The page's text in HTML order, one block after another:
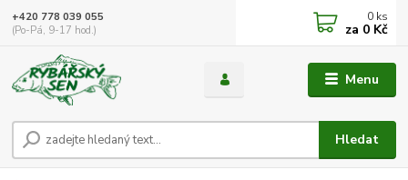
Menu
Hledat
+420 778 039 055
(Po-Pá, 9-17 hod.)
0 ks
za 0 Kč